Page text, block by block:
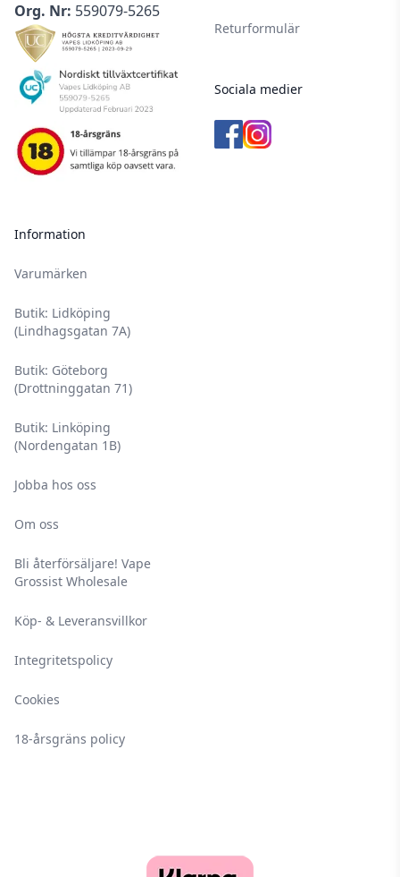
Org. Nr: 559079-5265
Information
Varumärken
Butik: Lidköping
(Lindhagsgatan 7A)
Butik: Göteborg
(Drottninggatan 71)
Butik: Linköping
(Nordengatan 1B)
Jobba hos oss
Om oss
Bli återförsäljare! Vape
Grossist Wholesale
Köp- & Leveransvillkor
Integritetspolicy
Cookies
18-årsgräns policy
Returformulär
Sociala medier